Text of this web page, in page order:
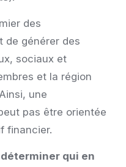
des
de générer des
sociaux et
et la région
une
pas être orientée
financier.
déterminer qui en